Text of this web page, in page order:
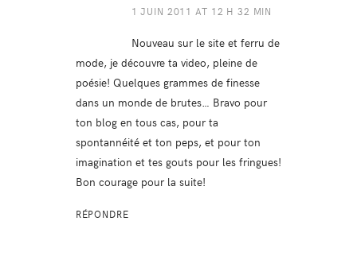
1 JUIN 2011 AT 12 H 32 MIN
Nouveau sur le site et ferru de
mode, je découvre ta video, pleine de
poésie! Quelques grammes de finesse
dans un monde de brutes… Bravo pour
ton blog en tous cas, pour ta
spontannéité et ton peps, et pour ton
imagination et tes gouts pour les fringues!
Bon courage pour la suite!
RÉPONDRE